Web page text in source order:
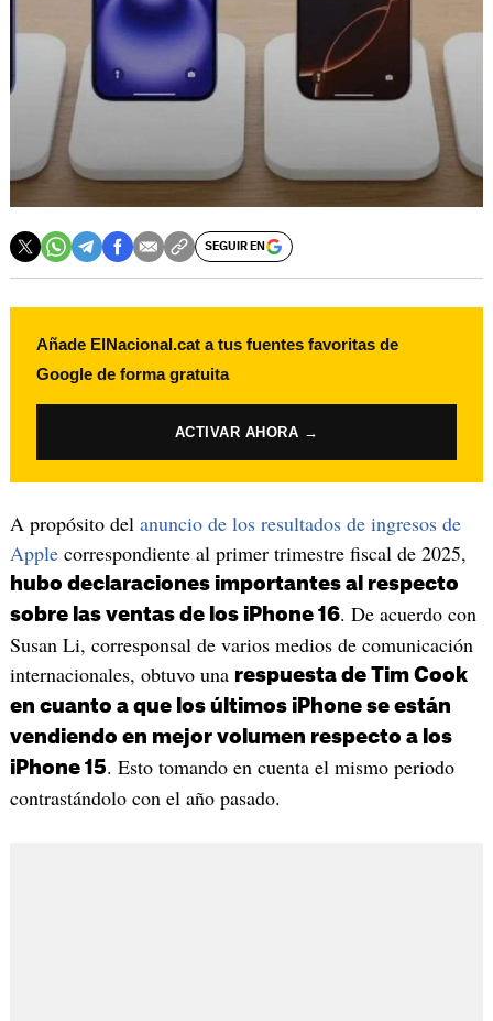
SEGUIR EN
Añade ElNacional.cat a tus fuentes favoritas de
Google de forma gratuita
ACTIVAR AHORA →
A propósito del anuncio de los resultados de ingresos de
Applecorrespondiente al primer trimestre fiscal de 2025,
hubo declaraciones importantes al respecto
sobre las ventas de los iPhone 16. De acuerdo con
Susan Li, corresponsal de varios medios de comunicación
internacionales, obtuvo una respuesta de Tim Cook
en cuanto a que los últimos iPhone se están
vendiendo en mejor volumen respecto a los
iPhone 15. Esto tomando en cuenta el mismo periodo
contrastándolo con el año pasado.